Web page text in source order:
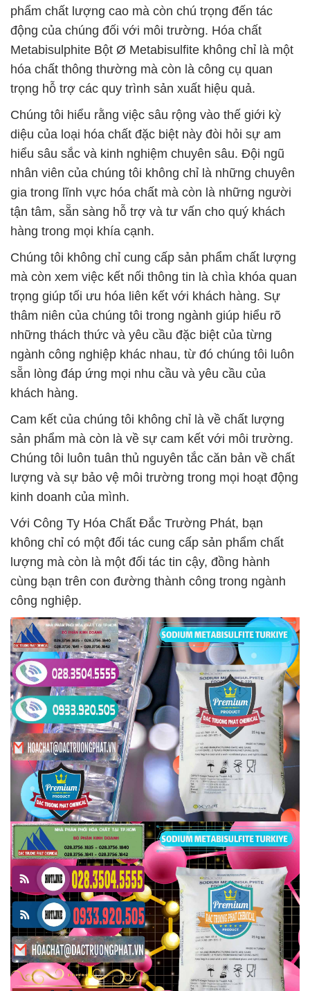
phẩm chất lượng cao mà còn chú trọng đến tác
động của chúng đối với môi trường. Hóa chất
Metabisulphite Bột Ø Metabisulfite không chỉ là một
hóa chất thông thường mà còn là công cụ quan
trọng hỗ trợ các quy trình sản xuất hiệu quả.
Chúng tôi hiểu rằng việc sâu rộng vào thế giới kỳ
diệu của loại hóa chất đặc biệt này đòi hỏi sự am
hiểu sâu sắc và kinh nghiệm chuyên sâu. Đội ngũ
nhân viên của chúng tôi không chỉ là những chuyên
gia trong lĩnh vực hóa chất mà còn là những người
tận tâm, sẵn sàng hỗ trợ và tư vấn cho quý khách
hàng trong mọi khía cạnh.
Chúng tôi không chỉ cung cấp sản phẩm chất lượng
mà còn xem việc kết nối thông tin là chìa khóa quan
trọng giúp tối ưu hóa liên kết với khách hàng. Sự
thâm niên của chúng tôi trong ngành giúp hiểu rõ
những thách thức và yêu cầu đặc biệt của từng
ngành công nghiệp khác nhau, từ đó chúng tôi luôn
sẵn lòng đáp ứng mọi nhu cầu và yêu cầu của
khách hàng.
Cam kết của chúng tôi không chỉ là về chất lượng
sản phẩm mà còn là về sự cam kết với môi trường.
Chúng tôi luôn tuân thủ nguyên tắc căn bản về chất
lượng và sự bảo vệ môi trường trong mọi hoạt động
kinh doanh của mình.
Với Công Ty Hóa Chất Đắc Trường Phát, bạn
không chỉ có một đối tác cung cấp sản phẩm chất
lượng mà còn là một đối tác tin cậy, đồng hành
cùng bạn trên con đường thành công trong ngành
công nghiệp.